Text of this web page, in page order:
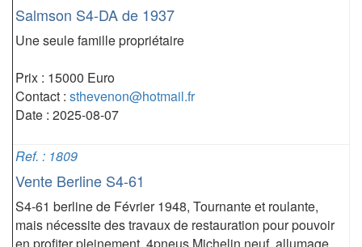
Salmson S4-DA de 1937
Une seule famille propriétaire
Prix : 15000 Euro
Contact : sthevenon@hotmail.fr
Date : 2025-08-07
Ref. : 1809
Vente Berline S4-61
S4-61 berline de Février 1948, Tournante et roulante,
mais nécessite des travaux de restauration pour pouvoir